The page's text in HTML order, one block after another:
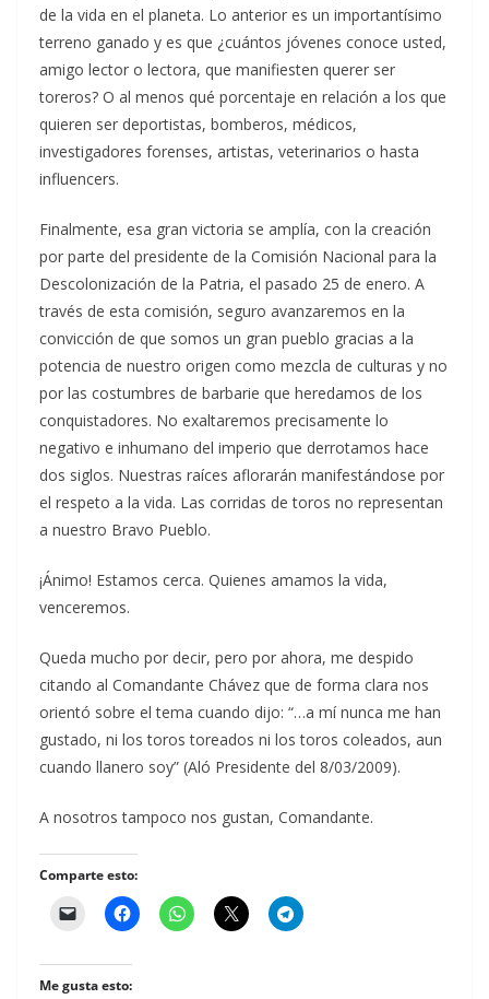
de la vida en el planeta. Lo anterior es un importantísimo
terreno ganado y es que ¿cuántos jóvenes conoce usted,
amigo lector o lectora, que manifiesten querer ser
toreros? O al menos qué porcentaje en relación a los que
quieren ser deportistas, bomberos, médicos,
investigadores forenses, artistas, veterinarios o hasta
influencers.
Finalmente, esa gran victoria se amplía, con la creación
por parte del presidente de la Comisión Nacional para la
Descolonización de la Patria, el pasado 25 de enero. A
través de esta comisión, seguro avanzaremos en la
convicción de que somos un gran pueblo gracias a la
potencia de nuestro origen como mezcla de culturas y no
por las costumbres de barbarie que heredamos de los
conquistadores. No exaltaremos precisamente lo
negativo e inhumano del imperio que derrotamos hace
dos siglos. Nuestras raíces aflorarán manifestándose por
el respeto a la vida. Las corridas de toros no representan
a nuestro Bravo Pueblo.
¡Ánimo! Estamos cerca. Quienes amamos la vida,
venceremos.
Queda mucho por decir, pero por ahora, me despido
citando al Comandante Chávez que de forma clara nos
orientó sobre el tema cuando dijo: “…a mí nunca me han
gustado, ni los toros toreados ni los toros coleados, aun
cuando llanero soy” (Aló Presidente del 8/03/2009).
A nosotros tampoco nos gustan, Comandante.
Comparte esto:
Me gusta esto: